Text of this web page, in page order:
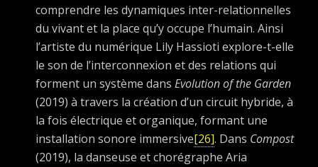
comprendre les dynamiques inter-relationnelles
du vivant et la place qu’y occupe l’humain. Ainsi
l’artiste du numérique Lily Hassioti explore-t-elle
le son de l’interconnexion et des relations qui
forment un système dans Evolution of the Garden
(2019) à travers la création d’un circuit hybride, à
la fois électrique et organique, formant une
installation sonore immersive[26]. Dans Compost
(2019), la danseuse et chorégraphe Aria